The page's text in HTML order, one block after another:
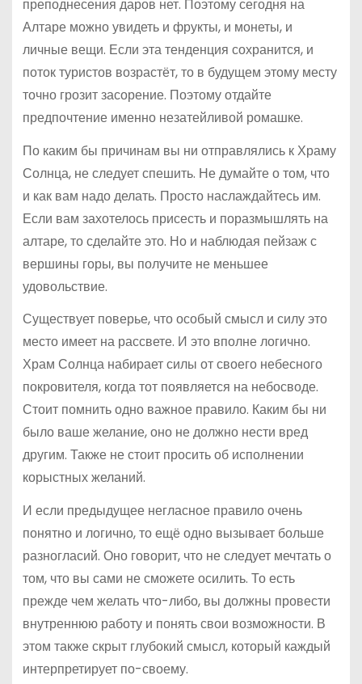
преподнесения даров нет. Поэтому сегодня на
Алтаре можно увидеть и фрукты, и монеты, и
личные вещи. Если эта тенденция сохранится, и
поток туристов возрастёт, то в будущем этому месту
точно грозит засорение. Поэтому отдайте
предпочтение именно незатейливой ромашке.
По каким бы причинам вы ни отправлялись к Храму
Солнца, не следует спешить. Не думайте о том, что
и как вам надо делать. Просто наслаждайтесь им.
Если вам захотелось присесть и поразмышлять на
алтаре, то сделайте это. Но и наблюдая пейзаж с
вершины горы, вы получите не меньшее
удовольствие.
Существует поверье, что особый смысл и силу это
место имеет на рассвете. И это вполне логично.
Храм Солнца набирает силы от своего небесного
покровителя, когда тот появляется на небосводе.
Стоит помнить одно важное правило. Каким бы ни
было ваше желание, оно не должно нести вред
другим. Также не стоит просить об исполнении
корыстных желаний.
И если предыдущее негласное правило очень
понятно и логично, то ещё одно вызывает больше
разногласий. Оно говорит, что не следует мечтать о
том, что вы сами не сможете осилить. То есть
прежде чем желать что-либо, вы должны провести
внутреннюю работу и понять свои возможности. В
этом также скрыт глубокий смысл, который каждый
интерпретирует по-своему.